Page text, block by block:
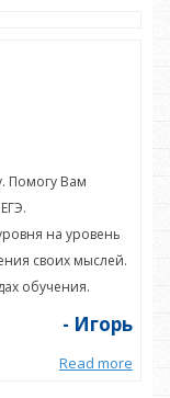
Помогу Вам
на уровень
своих мыслей.
обучения.
- Игорь
Read more